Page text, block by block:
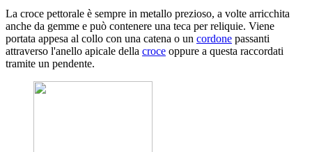
La croce pettorale è sempre in metallo prezioso, a volte arricchita
anche da gemme e può contenere una teca per reliquie. Viene
portata appesa al collo con una catena o un cordone passanti
attraverso l'anello apicale della croce oppure a questa raccordati
tramite un pendente.